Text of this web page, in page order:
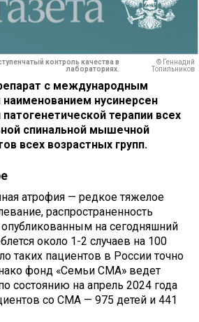
контроль качества в
лабораториях.
© Геннадий
Топильников
с международным
нусинерсен
терапии всех
спинальной мышечной
всех возрастных групп.
атрофия — редкое тяжелое
распространенность
опубликованным на сегодняшний
около 1-2 случаев на 100
таких пациентов в России точно
фонд «Семьи СМА» ведет
состоянию на апрель 2024 года
со СМА — 975 детей и 441